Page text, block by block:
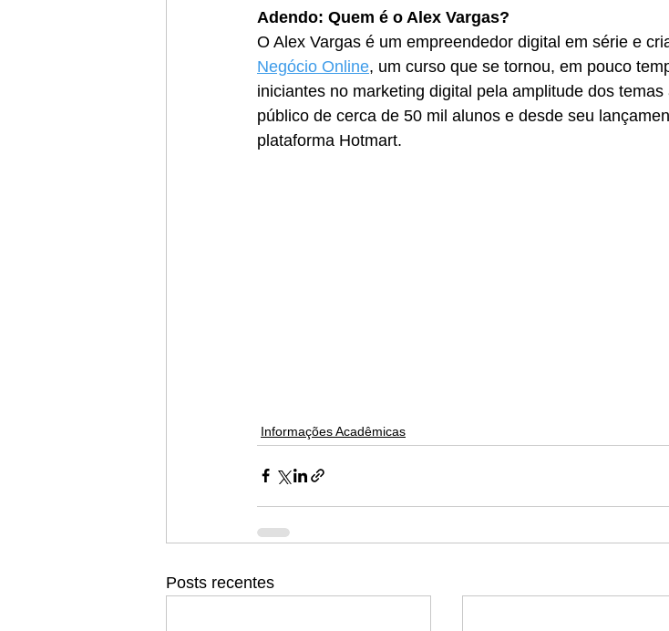
Adendo: Quem é o Alex Vargas?
O Alex Vargas é um empreendedor digital em série e
Negócio Online, um curso que se tornou, em pouco
iniciantes no marketing digital pela amplitude dos
público de cerca de 50 mil alunos e desde seu
plataforma Hotmart.
Informações Acadêmicas
Posts recentes